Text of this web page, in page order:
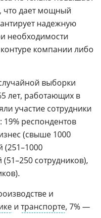
что дает мощный
надежную
необходимости
компании либо
выборки
лет, работающих в
участие сотрудники
респондентов
(свыше 1000
(251–1000
сотрудников),
и
и транспорте, 7% —